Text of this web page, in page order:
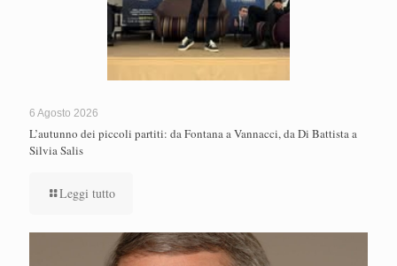
6 Agosto 2026
L’autunno dei piccoli partiti: da Fontana a Vannacci, da Di Battista a
Silvia Salis
Leggi tutto